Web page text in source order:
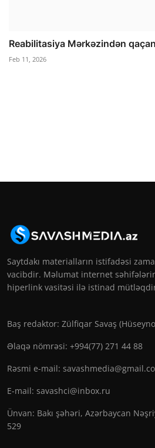
Reabilitasiya Mərkəzindən
Feb 11, 2026
Saytdakı materialların istifadəsi
vacibdir. Məlumat internet
hiperlink vasitəsi ilə istinad
Baş redaktor: Zülfiqar Savaş
Əlaqə nömrəsi: +994(77) 271 44 88
Rəsmi e-mail:
E-mail: savashci@inbox.ru
Ünvan: Bakı şəhəri, Azərbaycan
529